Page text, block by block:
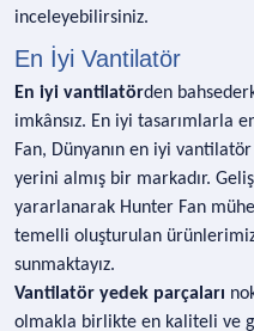
inceleyebilirsiniz.
En İyi Vantilatör
En iyi vantilatörden
imkânsız. En iyi tasarımlarla
Fan, Dünyanın en iyi
yerini almış bir markadır.
yararlanarak Hunter Fan
temelli oluşturulan
sunmaktayız.
Vantilatör yedek parçaları
olmakla birlikte en kaliteli ve